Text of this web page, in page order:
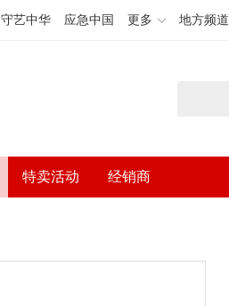
守艺中华 应急中国 更多 地方频道
特卖活动 经销商